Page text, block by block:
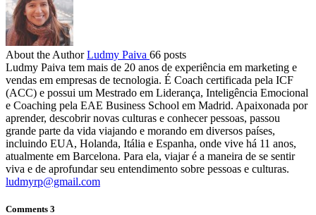
About the Author Ludmy Paiva 66 posts
Ludmy Paiva tem mais de 20 anos de experiência em marketing e
vendas em empresas de tecnologia. É Coach certificada pela ICF
(ACC) e possui um Mestrado em Liderança, Inteligência Emocional
e Coaching pela EAE Business School em Madrid. Apaixonada por
aprender, descobrir novas culturas e conhecer pessoas, passou
grande parte da vida viajando e morando em diversos países,
incluindo EUA, Holanda, Itália e Espanha, onde vive há 11 anos,
atualmente em Barcelona. Para ela, viajar é a maneira de se sentir
viva e de aprofundar seu entendimento sobre pessoas e culturas.
ludmyrp@gmail.com
Comments 3